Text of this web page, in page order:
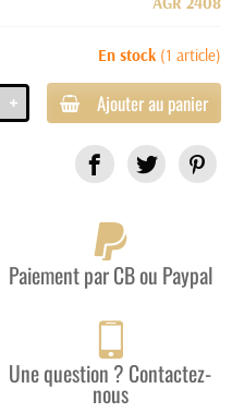
En stock (1 article)
Ajouter au panier
Paiement par CB ou Paypal
Une question ? Contactez-
nous